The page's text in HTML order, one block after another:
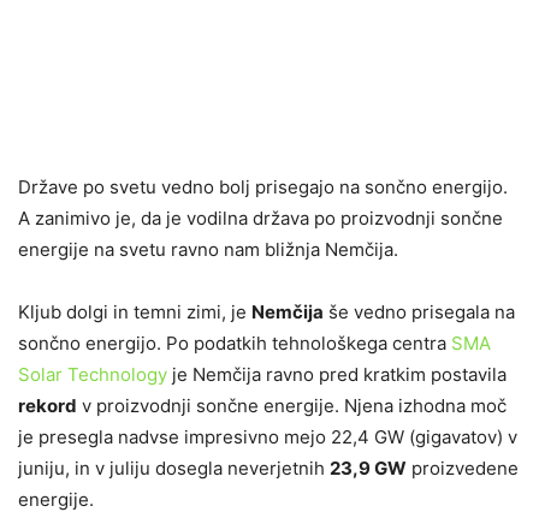
Države po svetu vedno bolj prisegajo na sončno energijo.
A zanimivo je, da je vodilna država po proizvodnji sončne
energije na svetu ravno nam bližnja Nemčija.
Kljub dolgi in temni zimi, je Nemčija še vedno prisegala na
sončno energijo. Po podatkih tehnološkega centra SMA
Solar Technology je Nemčija ravno pred kratkim postavila
rekord v proizvodnji sončne energije. Njena izhodna moč
je presegla nadvse impresivno mejo 22,4 GW (gigavatov) v
juniju, in v juliju dosegla neverjetnih 23,9 GW proizvedene
energije.